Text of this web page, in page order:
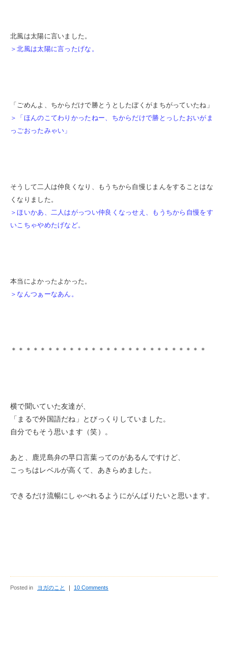
北風は太陽に言いました。
＞北風は太陽に言ったげな。
「ごめんよ、ちからだけで勝とうとしたぼくがまちがっていたね」
＞「ほんのこてわりかったねー、ちからだけで勝とっしたおいがま
っごおったみゃい」
そうして二人は仲良くなり、もうちから自慢じまんをすることはな
くなりました。
＞ほいかあ、二人はがっつい仲良くなっせえ、もうちから自慢をす
いこちゃやめたげなど。
本当によかったよかった。
＞なんつぁーなあん。
＊＊＊＊＊＊＊＊＊＊＊＊＊＊＊＊＊＊＊＊＊＊＊＊＊＊＊
横で聞いていた友達が、
「まるで外国語だね」とびっくりしていました。
自分でもそう思います（笑）。
あと、鹿児島弁の早口言葉ってのがあるんですけど、
こっちはレベルが高くて、あきらめました。
できるだけ流暢にしゃべれるようにがんばりたいと思います。
Posted in ヨガのこと ｜ 10 Comments